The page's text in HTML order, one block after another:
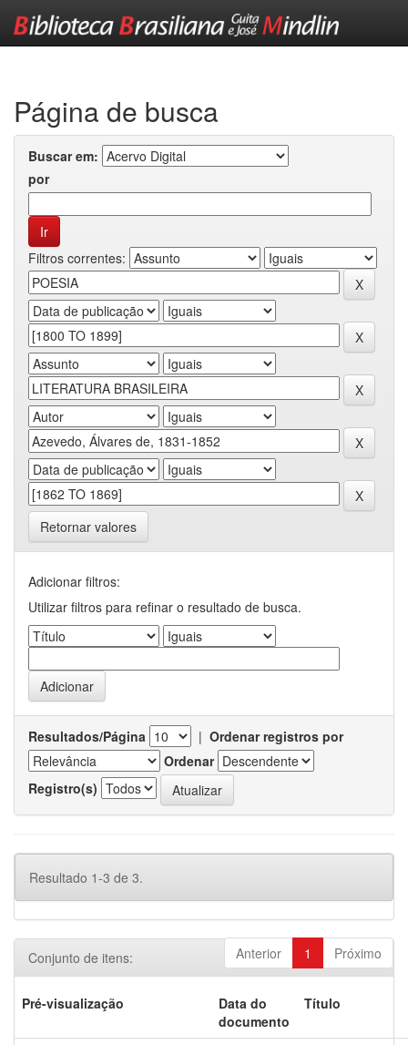
Página de busca
Buscar em:
por
Filtros correntes:
Retornar valores
Adicionar filtros:
Utilizar filtros para refinar o resultado de busca.
Resultados/Página | Ordenar registros por
Ordenar
Registro(s)
Resultado 1-3 de 3.
Anterior 1 Próximo
Conjunto de itens:
Pré-visualização
Data do
documento
Título